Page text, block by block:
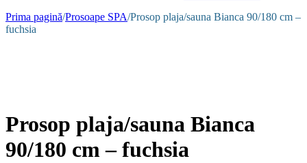
Prima pagină/Prosoape SPA/Prosop plaja/sauna Bianca 90/180 cm –
fuchsia
Prosop plaja/sauna Bianca
90/180 cm – fuchsia